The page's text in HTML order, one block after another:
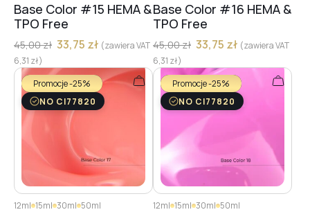
Base Color #15 HEMA &
TPO Free
45,00zł 33,75 zł (zawiera VAT
6,31 zł)
Base Color #16 HEMA &
TPO Free
45,00zł 33,75 zł (zawiera VAT
6,31 zł)
Promocje -25%
NO CI77820
12ml 15ml 30ml 50ml
Promocje -25%
NO CI77820
12ml 15ml 30ml 50ml